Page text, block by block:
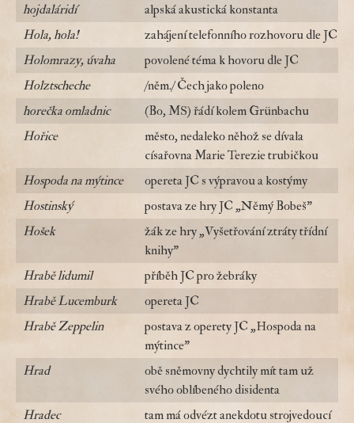
hojdaláridí
alpská akustická konstanta
Hola, hola!
zahájení telefonního rozhovoru dle JC
Holomrazy, úvaha
povolené téma k hovoru dle JC
Holztscheche
/něm./ Čech jako poleno
horečka omladnic
(Bo, MS) řádí kolem Grünbachu
Hořice
město, nedaleko něhož se dívala
císařovna Marie Terezie trubičkou
Hospoda na mýtince
opereta JC s výpravou a kostýmy
Hostinský
postava ze hry JC „Němý Bobeš"
Hošek
žák ze hry „Vyšetřování ztráty třídní
knihy"
Hrabě lidumil
příběh JC pro žebráky
Hrabě Lucemburk
opereta JC
Hrabě Zeppelin
postava z operety JC „Hospoda na
mýtince"
Hrad
obě sněmovny dychtily mít tam už
svého oblíbeného disidenta
Hradec
tam má odvézt anekdotu strojvedoucí